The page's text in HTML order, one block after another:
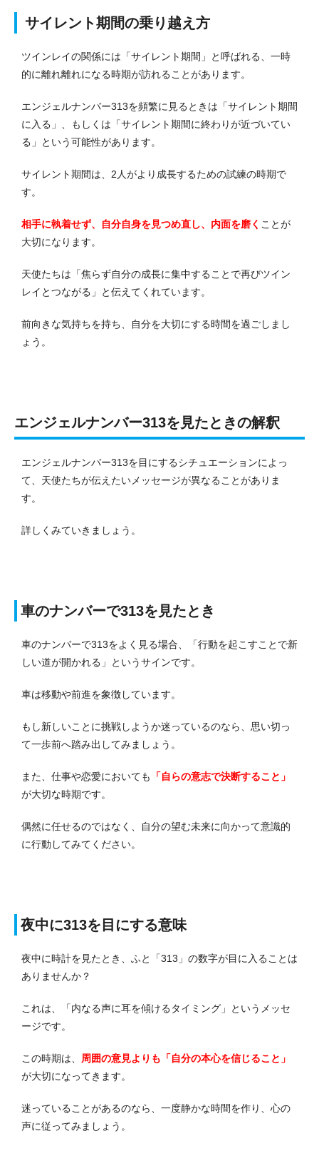
サイレント期間の乗り越え方
ツインレイの関係には「サイレント期間」と呼ばれる、一時
的に離れ離れになる時期が訪れることがあります。
エンジェルナンバー313を頻繁に見るときは「サイレント期間
に入る」、もしくは「サイレント期間に終わりが近づいてい
る」という可能性があります。
サイレント期間は、2人がより成長するための試練の時期で
す。
相手に執着せず、自分自身を見つめ直し、内面を磨く ことが
大切になります。
天使たちは「焦らず自分の成長に集中することで再びツイン
レイとつながる」と伝えてくれています。
前向きな気持ちを持ち、自分を大切にする時間を過ごしまし
ょう。
エンジェルナンバー313を見たときの解釈
エンジェルナンバー313を目にするシチュエーションによっ
て、天使たちが伝えたいメッセージが異なることがありま
す。
詳しくみていきましょう。
車のナンバーで313を見たとき
車のナンバーで313をよく見る場合、「行動を起こすことで新
しい道が開かれる」というサインです。
車は移動や前進を象徴しています。
もし新しいことに挑戦しようか迷っているのなら、思い切っ
て一歩前へ踏み出してみましょう。
また、仕事や恋愛においても
「自らの意志で決断すること」
が大切な時期です。
偶然に任せるのではなく、自分の望む未来に向かって意識的
に行動してみてください。
夜中に313を目にする意味
夜中に時計を見たとき、ふと「313」の数字が目に入ることは
ありませんか？
これは、「内なる声に耳を傾けるタイミング」というメッセ
ージです。
この時期は、 周囲の意見よりも「自分の本心を信じること」
が大切になってきます。
迷っていることがあるのなら、一度静かな時間を作り、心の
声に従ってみましょう。